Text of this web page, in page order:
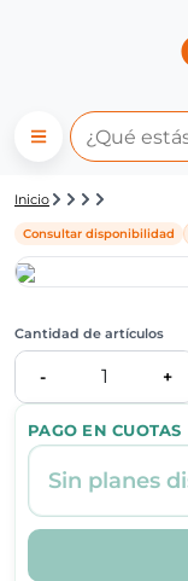
Detalle
Inicio
Consultar disponibilidad
PAGO EN CUOTAS
Sin planes
Cantidad de artículos
- 1 +